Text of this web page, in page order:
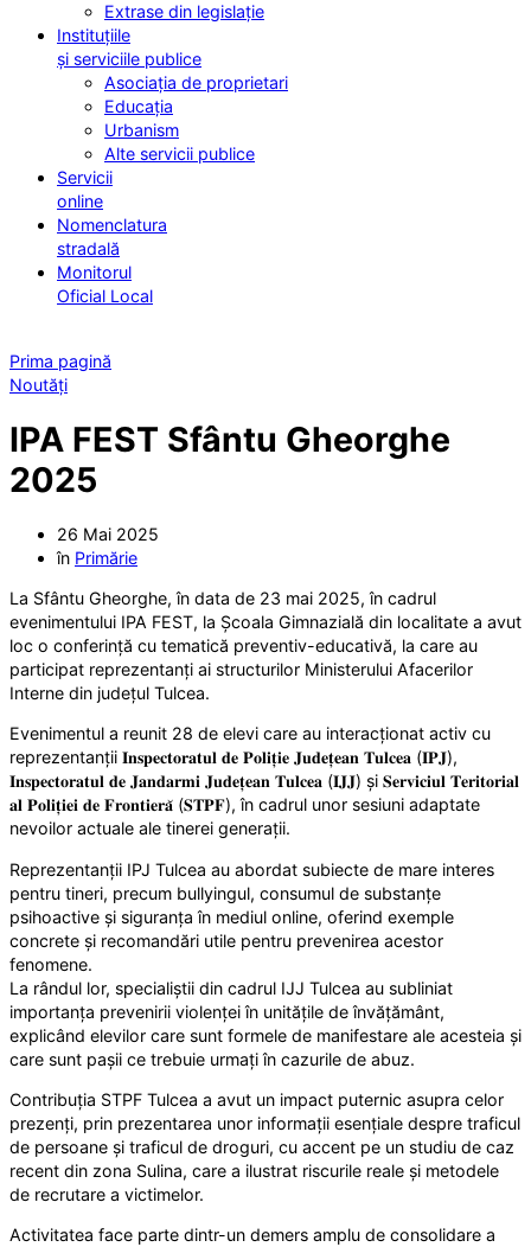
Extrase din legislație
Instituțiile
și serviciile publice
Asociația de proprietari
Educația
Urbanism
Alte servicii publice
Servicii
online
Nomenclatura
stradală
Monitorul
Oficial Local
Prima pagină
Noutăți
IPA FEST Sfântu Gheorghe
2025
26 Mai 2025
în Primărie
La Sfântu Gheorghe, în data de 23 mai 2025, în cadrul
evenimentului IPA FEST, la Școala Gimnazială din localitate a avut
loc o conferință cu tematică preventiv-educativă, la care au
participat reprezentanți ai structurilor Ministerului Afacerilor
Interne din județul Tulcea.
Evenimentul a reunit 28 de elevi care au interacționat activ cu
reprezentanții 𝐈𝐧𝐬𝐩𝐞𝐜𝐭𝐨𝐫𝐚𝐭𝐮𝐥 𝐝𝐞 𝐏𝐨𝐥𝐢𝐭̦𝐢𝐞 𝐉𝐮𝐝𝐞𝐭̦𝐞𝐚𝐧 𝐓𝐮𝐥𝐜𝐞𝐚 (𝐈𝐏𝐉),
𝐈𝐧𝐬𝐩𝐞𝐜𝐭𝐨𝐫𝐚𝐭𝐮𝐥 𝐝𝐞 𝐉𝐚𝐧𝐝𝐚𝐫𝐦𝐢 𝐉𝐮𝐝𝐞𝐭̦𝐞𝐚𝐧 𝐓𝐮𝐥𝐜𝐞𝐚 (𝐈𝐉𝐉) și 𝐒𝐞𝐫𝐯𝐢𝐜𝐢𝐮𝐥 𝐓𝐞𝐫𝐢𝐭𝐨𝐫𝐢𝐚𝐥
𝐚𝐥 𝐏𝐨𝐥𝐢𝐭̦𝐢𝐞𝐢 𝐝𝐞 𝐅𝐫𝐨𝐧𝐭𝐢𝐞𝐫𝐚̆ (𝐒𝐓𝐏𝐅), în cadrul unor sesiuni adaptate
nevoilor actuale ale tinerei generații.
Reprezentanții IPJ Tulcea au abordat subiecte de mare interes
pentru tineri, precum bullyingul, consumul de substanțe
psihoactive și siguranța în mediul online, oferind exemple
concrete și recomandări utile pentru prevenirea acestor
fenomene.
La rândul lor, specialiștii din cadrul IJJ Tulcea au subliniat
importanța prevenirii violenței în unitățile de învățământ,
explicând elevilor care sunt formele de manifestare ale acesteia și
care sunt pașii ce trebuie urmați în cazurile de abuz.
Contribuția STPF Tulcea a avut un impact puternic asupra celor
prezenți, prin prezentarea unor informații esențiale despre traficul
de persoane și traficul de droguri, cu accent pe un studiu de caz
recent din zona Sulina, care a ilustrat riscurile reale și metodele
de recrutare a victimelor.
Activitatea face parte dintr-un demers amplu de consolidare a